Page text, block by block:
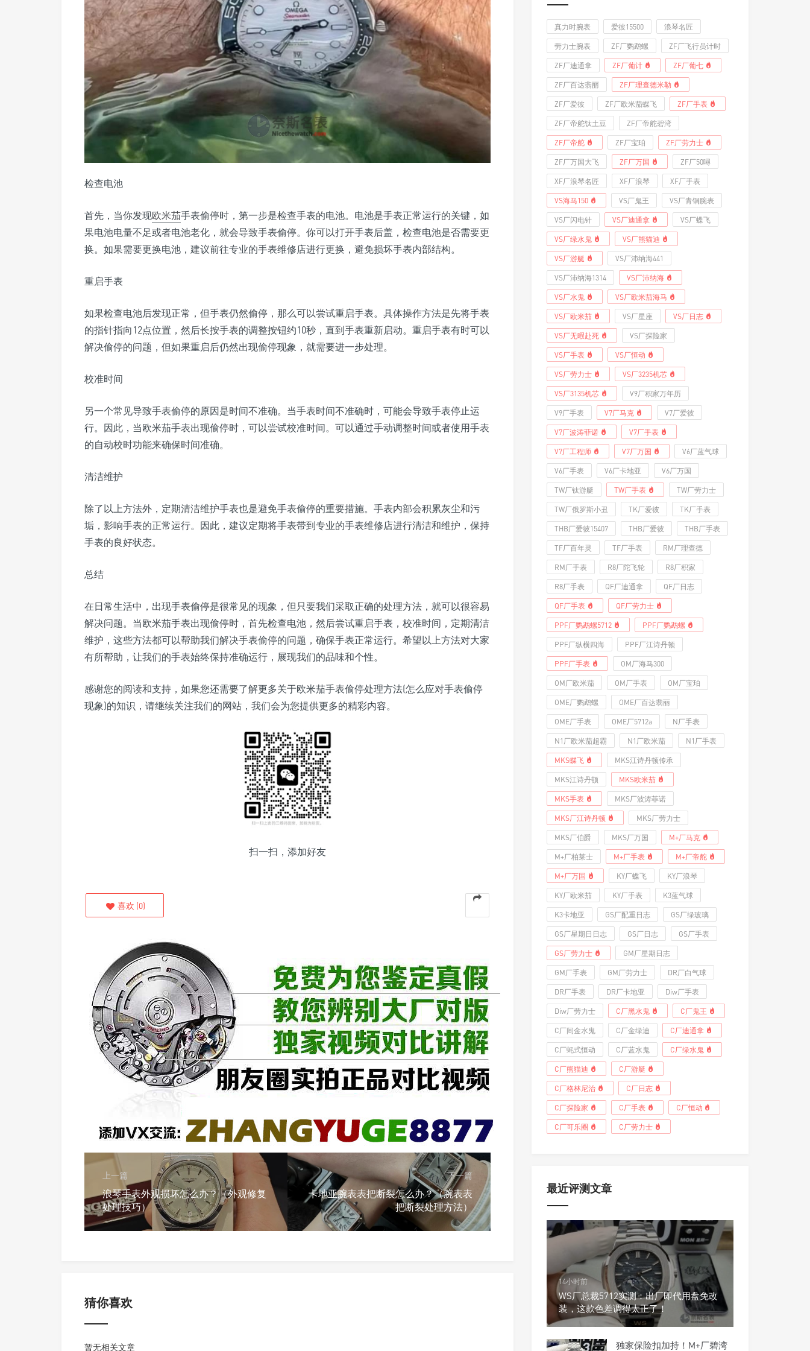
检查电池
首先，当你发现欧米茄手表偷停时，第一步是检查手表的电池。电池是手表正常运行的关键，如
果电池电量不足或者电池老化，就会导致手表偷停。你可以打开手表后盖，检查电池是否需要更
换。如果需要更换电池，建议前往专业的手表维修店进行更换，避免损坏手表内部结构。
重启手表
如果检查电池后发现正常，但手表仍然偷停，那么可以尝试重启手表。具体操作方法是先将手表
的指针指向12点位置，然后长按手表的调整按钮约10秒，直到手表重新启动。重启手表有时可以
解决偷停的问题，但如果重启后仍然出现偷停现象，就需要进一步处理。
校准时间
另一个常见导致手表偷停的原因是时间不准确。当手表时间不准确时，可能会导致手表停止运
行。因此，当欧米茄手表出现偷停时，可以尝试校准时间。可以通过手动调整时间或者使用手表
的自动校时功能来确保时间准确。
清洁维护
除了以上方法外，定期清洁维护手表也是避免手表偷停的重要措施。手表内部会积累灰尘和污
垢，影响手表的正常运行。因此，建议定期将手表带到专业的手表维修店进行清洁和维护，保持
手表的良好状态。
总结
在日常生活中，出现手表偷停是很常见的现象，但只要我们采取正确的处理方法，就可以很容易
解决问题。当欧米茄手表出现偷停时，首先检查电池，然后尝试重启手表，校准时间，定期清洁
维护，这些方法都可以帮助我们解决手表偷停的问题，确保手表正常运行。希望以上方法对大家
有所帮助，让我们的手表始终保持准确运行，展现我们的品味和个性。
感谢您的阅读和支持，如果您还需要了解更多关于欧米茄手表偷停处理方法(怎么应对手表偷停
现象)的知识，请继续关注我们的网站，我们会为您提供更多的精彩内容。
扫一扫，添加好友
喜欢 (0)
上一篇
浪琴手表外观损坏怎么办？（外观修复
处理技巧）
下一篇
卡地亚腕表表把断裂怎么办？（腕表表
把断裂处理方法）
猜你喜欢
暂无相关文章
真力时腕表 爱彼15500 浪琴名匠
劳力士腕表 ZF厂鹦鹉螺 ZF厂飞行员计时
ZF厂迪通拿 ZF厂葡计 ZF厂葡七
ZF厂百达翡丽 ZF厂理查德米勒
ZF厂爱彼 ZF厂欧米茄蝶飞 ZF厂手表
ZF厂帝舵钛土豆 ZF厂帝舵碧湾
ZF厂帝舵 ZF厂宝珀 ZF厂劳力士
ZF厂万国大飞 ZF厂万国 ZF厂50噚
XF厂浪琴名匠 XF厂浪琴 XF厂手表
VS海马150 VS厂鬼王 VS厂青铜腕表
VS厂闪电针 VS厂迪通拿 VS厂蝶飞
VS厂绿水鬼 VS厂熊猫迪
VS厂游艇 VS厂沛纳海441
VS厂沛纳海1314 VS厂沛纳海
VS厂水鬼 VS厂欧米茄海马
VS厂欧米茄 VS厂星座 VS厂日志
VS厂无暇赴死 VS厂探险家
VS厂手表 VS厂恒动
VS厂劳力士 VS厂3235机芯
VS厂3135机芯 V9厂积家万年历
V9厂手表 V7厂马克 V7厂爱彼
V7厂波涛菲诺 V7厂手表
V7厂工程师 V7厂万国 V6厂蓝气球
V6厂手表 V6厂卡地亚 V6厂万国
TW厂钛游艇 TW厂手表 TW厂劳力士
TW厂俄罗斯小丑 TK厂爱彼 TK厂手表
THB厂爱彼15407 THB厂爱彼 THB厂手表
TF厂百年灵 TF厂手表 RM厂理查德
RM厂手表 R8厂陀飞轮 R8厂积家
R8厂手表 QF厂迪通拿 QF厂日志
QF厂手表 QF厂劳力士
PPF厂鹦鹉螺5712 PPF厂鹦鹉螺
PPF厂纵横四海 PPF厂江诗丹顿
PPF厂手表 OM厂海马300
OM厂欧米茄 OM厂手表 OM厂宝珀
OME厂鹦鹉螺 OME厂百达翡丽
OME厂手表 OME厂5712a N厂手表
N1厂欧米茄超霸 N1厂欧米茄 N1厂手表
MKS蝶飞 MKS江诗丹顿传承
MKS江诗丹顿 MKS欧米茄
MKS手表 MKS厂波涛菲诺
MKS厂江诗丹顿 MKS厂劳力士
MKS厂伯爵 MKS厂万国 M+厂马克
M+厂柏莱士 M+厂手表 M+厂帝舵
M+厂万国 KY厂蝶飞 KY厂浪琴
KY厂欧米茄 KY厂手表 K3蓝气球
K3卡地亚 GS厂配重日志 GS厂绿玻璃
GS厂星期日日志 GS厂日志 GS厂手表
GS厂劳力士 GM厂星期日志
GM厂手表 GM厂劳力士 DR厂白气球
DR厂手表 DR厂卡地亚 Diw厂手表
Diw厂劳力士 C厂黑水鬼 C厂鬼王
C厂间金水鬼 C厂金绿迪 C厂迪通拿
C厂蚝式恒动 C厂蓝水鬼 C厂绿水鬼
C厂熊猫迪 C厂游艇
C厂格林尼治 C厂日志
C厂探险家 C厂手表 C厂恒动
C厂可乐圈 C厂劳力士
最近评测文章
14小时前
WS厂总裁5712实测：出厂即代用盘免改
装，这款色差调得太正了！
独家保险扣加持！M+厂碧湾